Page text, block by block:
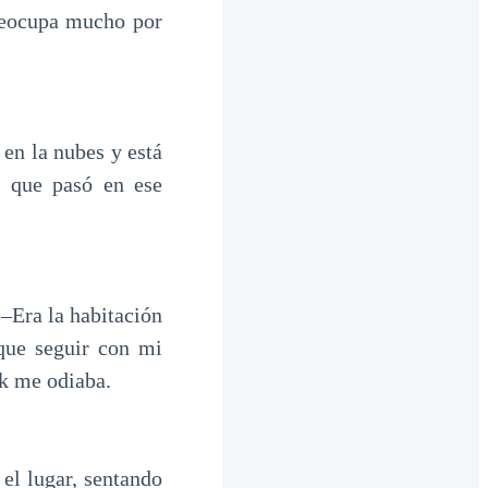
mucho por
la nubes y está
pasó en ese
la habitación
seguir con mi
me odiaba.
lugar, sentando